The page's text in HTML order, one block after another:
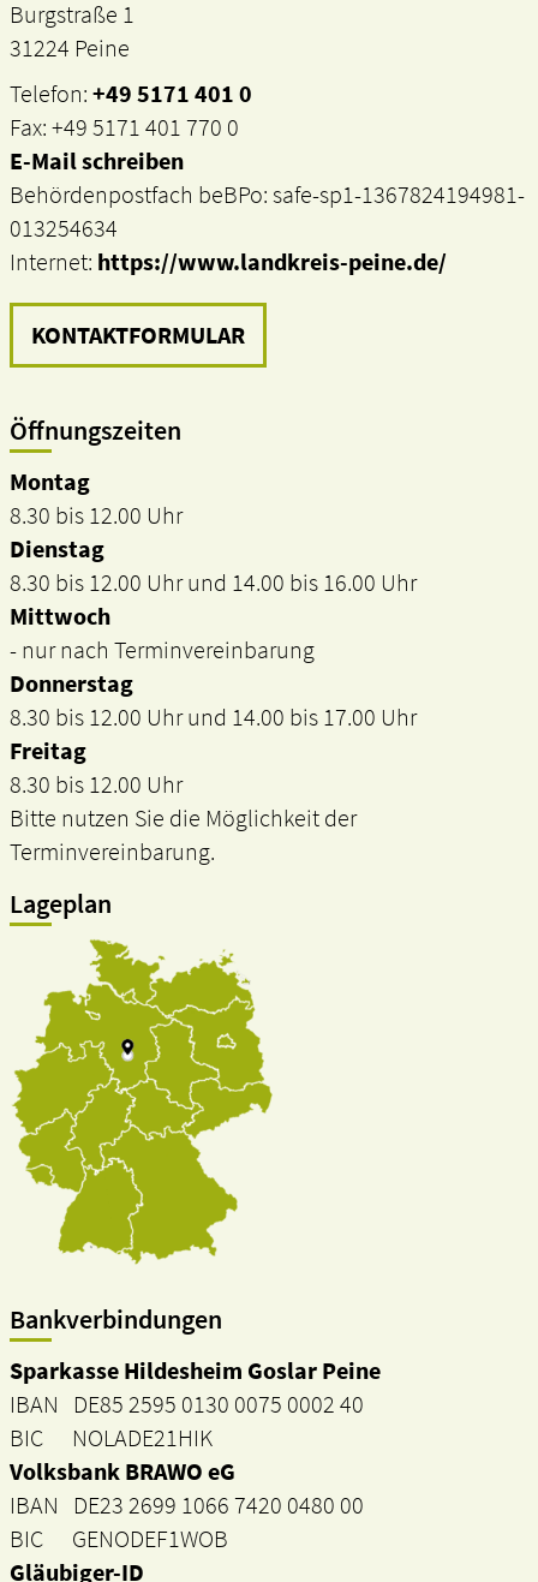
Burgstraße 1
31224 Peine
Telefon:+49 5171 401 0
Fax: +49 5171 401 770 0
E-Mail schreiben
Behördenpostfach beBPo: safe-sp1-1367824194981-
013254634
Internet: https://www.landkreis-peine.de/
KONTAKTFORMULAR
Öffnungszeiten
Montag
8.30 bis 12.00 Uhr
Dienstag
8.30 bis 12.00 Uhr und 14.00 bis 16.00 Uhr
Mittwoch
- nur nach Terminvereinbarung
Donnerstag
8.30 bis 12.00 Uhr und 14.00 bis 17.00 Uhr
Freitag
8.30 bis 12.00 Uhr
Bitte nutzen Sie die Möglichkeit der
Terminvereinbarung.
Lageplan
Bankverbindungen
Sparkasse Hildesheim Goslar Peine
IBAN DE85 2595 0130 0075 0002 40
BIC NOLADE21HIK
Volksbank BRAWO eG
IBAN DE23 2699 1066 7420 0480 00
BIC GENODEF1WOB
Gläubiger-ID